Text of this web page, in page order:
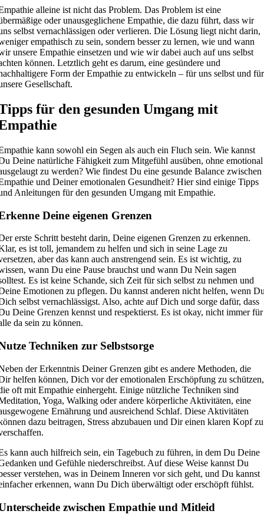
alleine ist nicht das Problem. Das Problem ist eine
oder unausgeglichene Empathie, die dazu führt, dass wir
selbst vernachlässigen oder verlieren. Die Lösung liegt nicht darin,
empathisch zu sein, sondern besser zu lernen, wie und wann
unsere Empathie einsetzen und wie wir dabei auch auf uns selbst
können. Letztlich geht es darum, eine gesündere und
Form der Empathie zu entwickeln – für uns selbst und für
Gesellschaft.
für den gesunden Umgang mit
kann sowohl ein Segen als auch ein Fluch sein. Wie kannst
Deine natürliche Fähigkeit zum Mitgefühl ausüben, ohne emotional
zu werden? Wie findest Du eine gesunde Balance zwischen
und Deiner emotionalen Gesundheit? Hier sind einige Tipps
Anleitungen für den gesunden Umgang mit Empathie.
Deine eigenen Grenzen
erste Schritt besteht darin, Deine eigenen Grenzen zu erkennen.
es ist toll, jemandem zu helfen und sich in seine Lage zu
aber das kann auch anstrengend sein. Es ist wichtig, zu
wann Du eine Pause brauchst und wann Du Nein sagen
Es ist keine Schande, sich Zeit für sich selbst zu nehmen und
Emotionen zu pflegen. Du kannst anderen nicht helfen, wenn
selbst vernachlässigst. Also, achte auf Dich und sorge dafür, dass
Deine Grenzen kennst und respektierst. Es ist okay, nicht immer für
da sein zu können.
Techniken zur Selbstsorge
der Erkenntnis Deiner Grenzen gibt es andere Methoden, die
helfen können, Dich vor der emotionalen Erschöpfung zu schützen,
oft mit Empathie einhergeht. Einige nützliche Techniken sind
Yoga, Walking oder andere körperliche Aktivitäten, eine
Ernährung und ausreichend Schlaf. Diese Aktivitäten
dazu beitragen, Stress abzubauen und Dir einen klaren Kopf zu
kann auch hilfreich sein, ein Tagebuch zu führen, in dem Du Deine
und Gefühle niederschreibst. Auf diese Weise kannst Du
verstehen, was in Deinem Inneren vor sich geht, und Du kannst
erkennen, wann Du Dich überwältigt oder erschöpft fühlst.
zwischen Empathie und Mitleid